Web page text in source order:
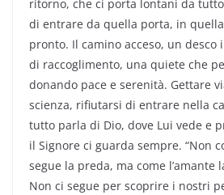
ritorno, che ci porta lontani da
di entrare da quella porta, in
pronto. Il camino acceso, un desco
di raccoglimento, una quiete che
donando pace e serenità. Gettare
scienza, rifiutarsi di entrare nella
tutto parla di Dio, dove Lui vede e
il Signore ci guarda sempre. “Non
segue la preda, ma come l’amante
Non ci segue per scoprire i nostri